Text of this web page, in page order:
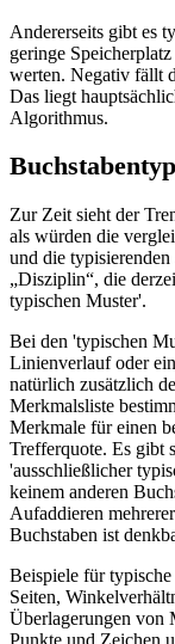
Andererseits gibt es
geringe
werten. Negativ fällt
Das liegt
Algorithmus.
Zur Zeit sieht der
als würden die
und die
„Disziplin“, die
typischen Muster'.
Bei den 'typischen
Linienverlauf oder
natürlich zusätzlich
Merkmalsliste
Merkmale für einen
Trefferquote. Es gibt
'ausschließlicher
keinem anderen
Aufaddieren
Buchstaben ist
Beispiele für
Seiten,
Überlagerungen von
Punkte und Zeichen